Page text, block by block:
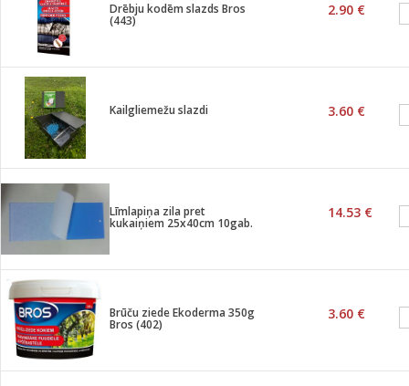
Drēbju kodēm slazds Bros
(443)
2.90 €
Kailgliemežu slazdi 3.60 €
Līmlapiņa zila pret
kukaiņiem 25x40cm 10gab.
14.53 €
Brūču ziede Ekoderma 350g
Bros (402)
3.60 €